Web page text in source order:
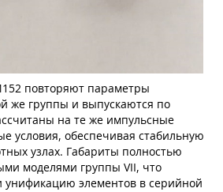
повторяют параметры
же группы и выпускаются по
на те же импульсные
условия, обеспечивая стабильную
узлах. Габариты полностью
моделями группы VII, что
унификацию элементов в серийной